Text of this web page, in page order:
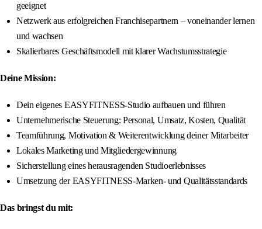
geeignet
Netzwerk aus erfolgreichen Franchisepartnern – voneinander lernen
und wachsen
Skalierbares Geschäftsmodell mit klarer Wachstumsstrategie
Deine Mission:
Dein eigenes EASYFITNESS-Studio aufbauen und führen
Unternehmerische Steuerung: Personal, Umsatz, Kosten, Qualität
Teamführung, Motivation & Weiterentwicklung deiner Mitarbeiter
Lokales Marketing und Mitgliedergewinnung
Sicherstellung eines herausragenden Studioerlebnisses
Umsetzung der EASYFITNESS-Marken- und Qualitätsstandards
Das bringst du mit: